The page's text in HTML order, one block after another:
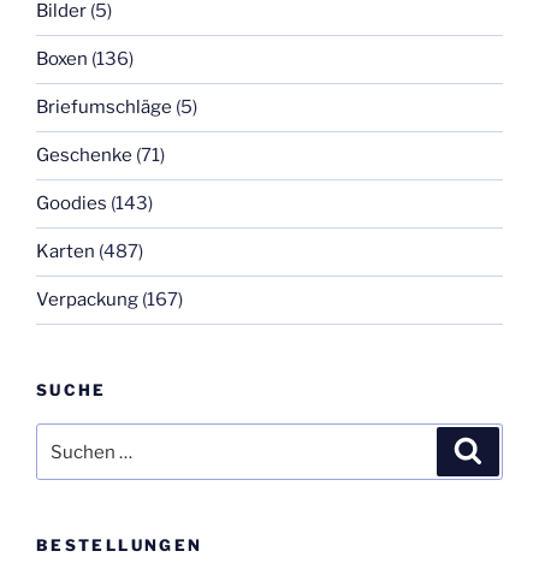
Bilder (5)
Boxen (136)
Briefumschläge (5)
Geschenke (71)
Goodies (143)
Karten (487)
Verpackung (167)
SUCHE
nach:
BESTELLUNGEN